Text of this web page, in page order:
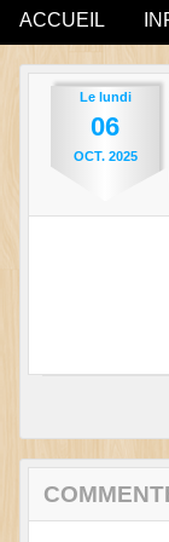
ACCUEIL
Le lundi
06
OCT. 2025